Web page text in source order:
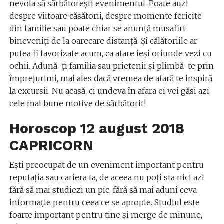
nevoia să sărbătoreşti evenimentul. Poate auzi
despre viitoare căsătorii, despre momente fericite
din familie sau poate chiar se anunţă musafiri
bineveniţi de la oarecare distanţă. Şi călătoriile ar
putea fi favorizate acum, ca atare ieşi oriunde vezi cu
ochii. Adună-ţi familia sau prietenii şi plimbă-te prin
împrejurimi, mai ales dacă vremea de afară te inspiră
la excursii. Nu acasă, ci undeva în afara ei vei găsi azi
cele mai bune motive de sărbătorit!
Horoscop 12 august 2018
CAPRICORN
Eşti preocupat de un eveniment important pentru
reputaţia sau cariera ta, de aceea nu poţi sta nici azi
fără să mai studiezi un pic, fără să mai aduni ceva
informaţie pentru ceea ce se apropie. Studiul este
foarte important pentru tine şi merge de minune,